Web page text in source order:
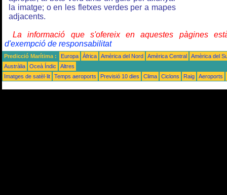
la imatge; o en les fletxes verdes per a mapes
adjacents.
La informació que s'ofereix en aquestes pàgines
d'exempció de responsabilitat
Predicció Marítima : Europa Àfrica Amèrica del Nord Amèrica Central
Amèrica del
Austràlia
Oceà Índic
Altres
Imatges de satèl·lit
Temps aeroports Previsió 10 dies Clima Ciclons Raig Aeroports